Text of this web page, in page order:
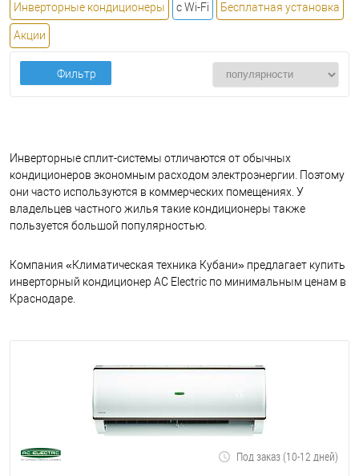
Инверторные кондиционеры с Wi-Fi Бесплатная установка
Акции
Фильтр
Инверторные сплит-системы отличаются от обычных
кондиционеров экономным расходом электроэнергии. Поэтому
они часто используются в коммерческих помещениях. У
владельцев частного жилья такие кондиционеры также
пользуется большой популярностью.
Компания «Климатическая техника Кубани» предлагает купить
инверторный кондиционер AC Electric по минимальным ценам в
Краснодаре.
Под заказ (10-12 дней)